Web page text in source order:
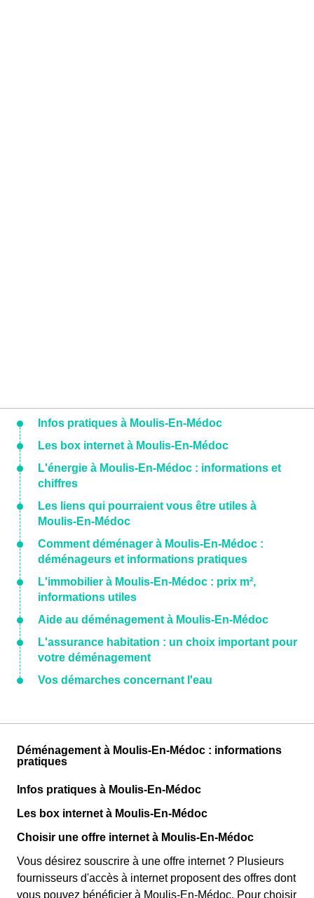
Infos pratiques à Moulis-En-Médoc
Les box internet à Moulis-En-Médoc
L'énergie à Moulis-En-Médoc : informations et
chiffres
Les liens qui pourraient vous être utiles à
Moulis-En-Médoc
Comment déménager à Moulis-En-Médoc :
déménageurs et informations pratiques
L'immobilier à Moulis-En-Médoc : prix m²,
informations utiles
Aide au déménagement à Moulis-En-Médoc
L'assurance habitation : un choix important pour
votre déménagement
Vos démarches concernant l'eau
Déménagement à Moulis-En-Médoc : informations
pratiques
Infos pratiques à Moulis-En-Médoc
Les box internet à Moulis-En-Médoc
Choisir une offre internet à Moulis-En-Médoc
Vous désirez souscrire à une offre internet ? Plusieurs
fournisseurs d'accès à internet proposent des offres dont
vous pouvez bénéficier à Moulis-En-Médoc. Pour choisir